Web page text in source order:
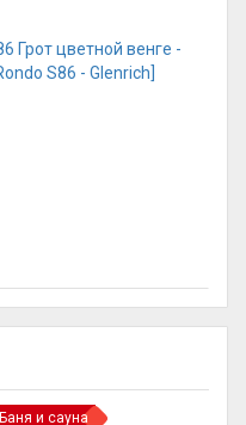
Баня и сауна